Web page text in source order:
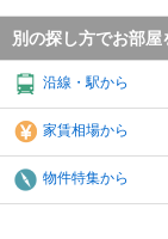
別の探し方でお部屋
沿線・駅から
家賃相場から
物件特集から